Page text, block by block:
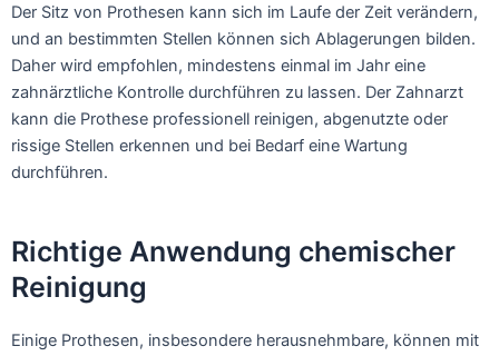
Der Sitz von Prothesen kann sich im Laufe der Zeit verändern,
und an bestimmten Stellen können sich Ablagerungen bilden.
Daher wird empfohlen, mindestens einmal im Jahr eine
zahnärztliche Kontrolle durchführen zu lassen. Der Zahnarzt
kann die Prothese professionell reinigen, abgenutzte oder
rissige Stellen erkennen und bei Bedarf eine Wartung
durchführen.
Richtige Anwendung chemischer
Reinigung
Einige Prothesen, insbesondere herausnehmbare, können mit